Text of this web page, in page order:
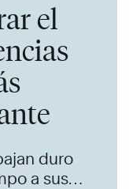
el
duro
a sus